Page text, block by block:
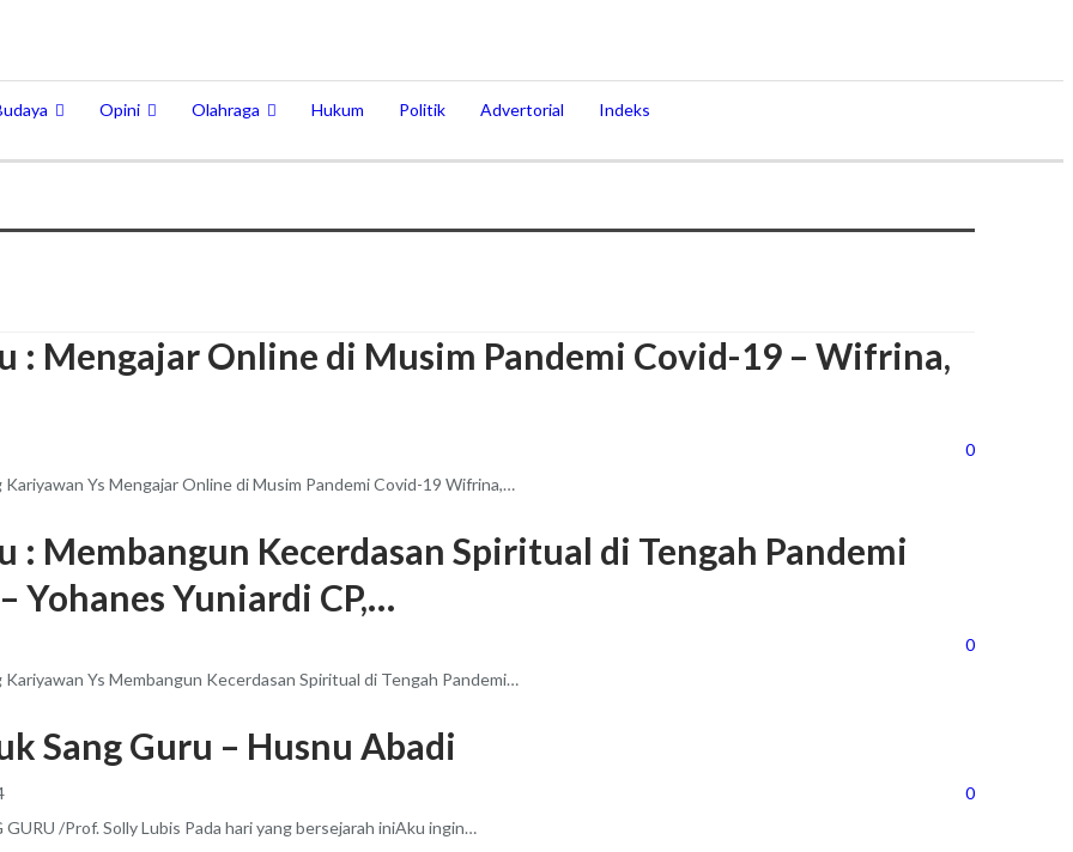
Opini Olahraga Hukum Politik Advertorial Indeks
: Mengajar Online di Musim Pandemi Covid-19 – Wifrina,
0
Kariyawan Ys Mengajar Online di Musim Pandemi Covid-19 Wifrina,…
: Membangun Kecerdasan Spiritual di Tengah Pandemi
Yohanes Yuniardi CP,…
0
Kariyawan Ys Membangun Kecerdasan Spiritual di Tengah Pandemi…
Sang Guru – Husnu Abadi
0
GURU /Prof. Solly Lubis Pada hari yang bersejarah iniAku ingin…